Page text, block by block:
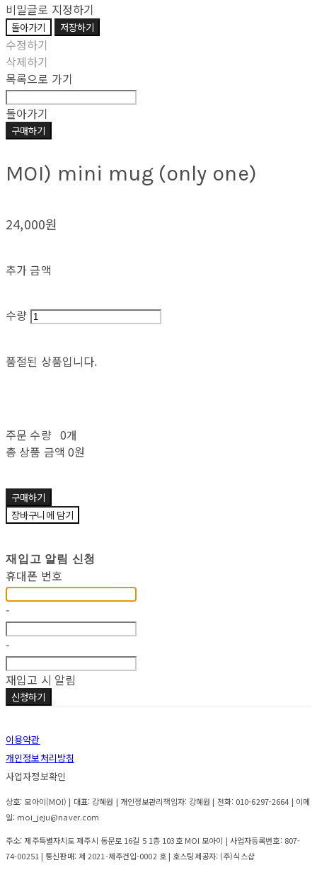
비밀글로 지정하기
돌아가기 저장하기
수정하기
삭제하기
목록으로 가기
돌아가기
구매하기
MOI) mini mug (only one)
24,000원
추가 금액
수량
품절된 상품입니다.
주문 수량 0개
총 상품 금액 0원
구매하기
장바구니에 담기
재입고 알림 신청
휴대폰 번호
-
-
재입고 시 알림
신청하기
이용약관
개인정보처리방침
사업자정보확인
상호: 모아이(MOI) | 대표: 강혜원 | 개인정보관리책임자: 강혜원 | 전화: 010-6297-2664 | 이메
일: moi_jeju@naver.com
주소: 제주특별자치도 제주시 동문로 16길 5 1층 103호 MOI 모아이 | 사업자등록번호: 807-
74-00251 | 통신판매: 제 2021-제주건입-0002 호| 호스팅제공자: (주)식스샵